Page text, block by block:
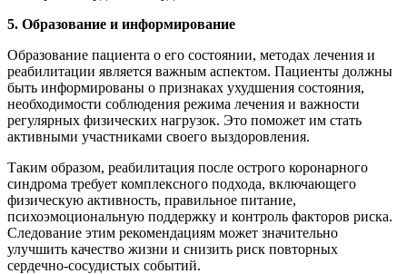
5. Образование и информирование
Образование пациента о его состоянии, методах лечения и
реабилитации является важным аспектом. Пациенты должны
быть информированы о признаках ухудшения состояния,
необходимости соблюдения режима лечения и важности
регулярных физических нагрузок. Это поможет им стать
активными участниками своего выздоровления.
Таким образом, реабилитация после острого коронарного
синдрома требует комплексного подхода, включающего
физическую активность, правильное питание,
психоэмоциональную поддержку и контроль факторов риска.
Следование этим рекомендациям может значительно
улучшить качество жизни и снизить риск повторных
сердечно-сосудистых событий.